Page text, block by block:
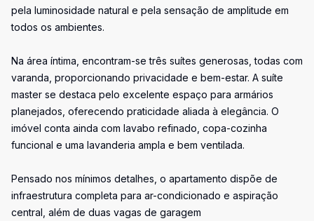
pela luminosidade natural e pela sensação de amplitude em
todos os ambientes.
Na área íntima, encontram-se três suítes generosas, todas com
varanda, proporcionando privacidade e bem-estar. A suíte
master se destaca pelo excelente espaço para armários
planejados, oferecendo praticidade aliada à elegância. O
imóvel conta ainda com lavabo refinado, copa-cozinha
funcional e uma lavanderia ampla e bem ventilada.
Pensado nos mínimos detalhes, o apartamento dispõe de
infraestrutura completa para ar-condicionado e aspiração
central, além de duas vagas de garagem